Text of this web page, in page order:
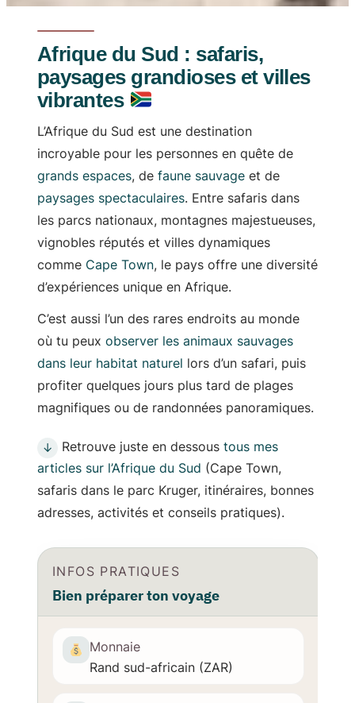
Afrique du Sud : safaris,
paysages grandioses et villes
vibrantes
L’Afrique du Sud est une destination
incroyable pour les personnes en quête de
grands espaces, de faune sauvage et de
paysages spectaculaires. Entre safaris dans
les parcs nationaux, montagnes majestueuses,
vignobles réputés et villes dynamiques
comme Cape Town, le pays offre une diversité
d’expériences unique en Afrique.
C’est aussi l’un des rares endroits au monde
où tu peux observer les animaux sauvages
dans leur habitat naturel lors d’un safari, puis
profiter quelques jours plus tard de plages
magnifiques ou de randonnées panoramiques.
↓ Retrouve juste en dessous tous mes
articles sur l’Afrique du Sud (Cape Town,
safaris dans le parc Kruger, itinéraires, bonnes
adresses, activités et conseils pratiques).
INFOS PRATIQUES
Bien préparer ton voyage
Monnaie
Rand sud-africain (ZAR)